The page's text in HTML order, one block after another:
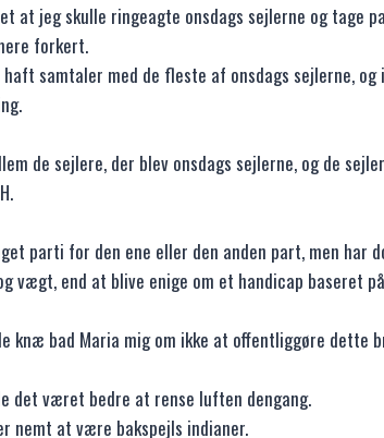
at jeg skulle ringeagte onsdags sejlerne og tage
forkert.
haft samtaler med de fleste af onsdags sejlerne,
de sejlere, der blev onsdags sejlerne, og de
parti for den ene eller den anden part, men
vægt, end at blive enige om et handicap baseret
knæ bad Maria mig om ikke at offentliggøre dette
det været bedre at rense luften dengang.
nemt at være bakspejls indianer.